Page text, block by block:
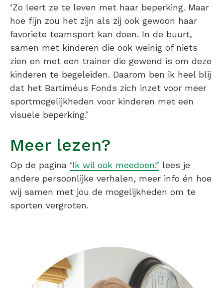
‘Zo leert ze te leven met haar beperking. Maar
hoe fijn zou het zijn als zij ook gewoon haar
favoriete teamsport kan doen. In de buurt,
samen met kinderen die ook weinig of niets
zien en met een trainer die gewend is om deze
kinderen te begeleiden. Daarom ben ik heel blij
dat het Bartiméus Fonds zich inzet voor meer
sportmogelijkheden voor kinderen met een
visuele beperking.’
Meer lezen?
Op de pagina ‘Ik wil ook meedoen!’ lees je
andere persoonlijke verhalen, meer info én hoe
wij samen met jou de mogelijkheden om te
sporten vergroten.